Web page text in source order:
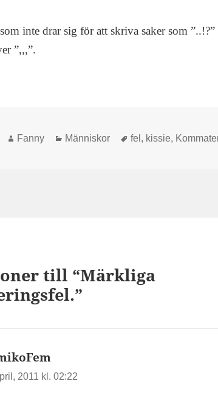
inte drar sig för att skriva saker som
”,,,”.
Författare
Fanny Kategorier
Människor Taggar
fel , kissie,
till “Märkliga
2011 kl. 02:22